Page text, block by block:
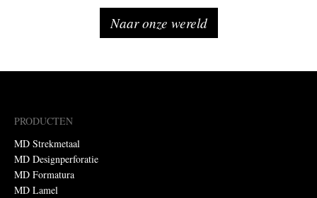
Naar onze wereld
PRODUCTEN
MD Strekmetaal
MD Designperforatie
MD Formatura
MD Lamel